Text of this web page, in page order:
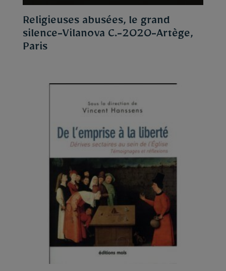
Religieuses abusées, le grand
silence-Vilanova C.-2020-Artège,
Paris